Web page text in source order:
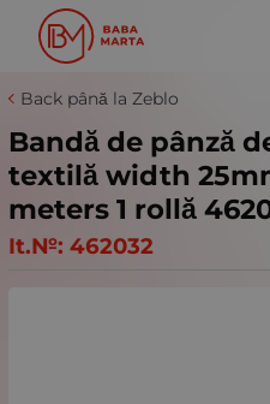
Back până la Zeblo
Bandă de pânză
textilă width
meters 1 rollă
It.№: 462032